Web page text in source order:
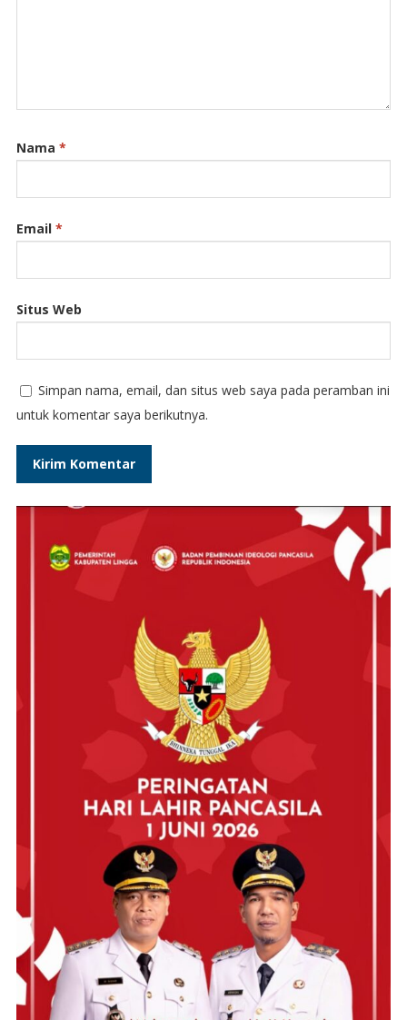
Nama *
Email *
Situs Web
Simpan nama, email, dan situs web saya pada peramban ini
untuk komentar saya berikutnya.